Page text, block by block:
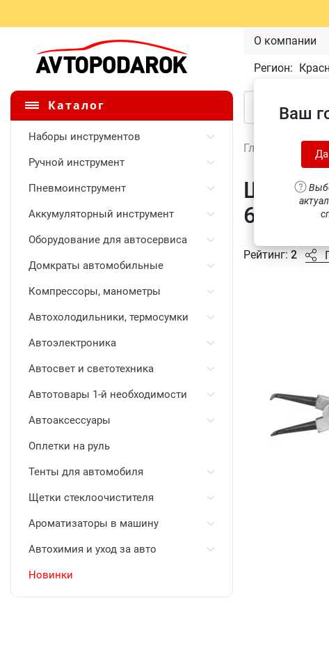
О компании
Регион:
Ваш
Да
Каталог
Наборы инструментов
Ручной инструмент
Пневмоинструмент
Аккумуляторный инструмент
Оборудование для автосервиса
Домкраты автомобильные
Компрессоры, манометры
Автохолодильники, термосумки
Автоэлектроника
Автосвет и светотехника
Автотовары 1-й необходимости
Автоаксессуары
Оплетки на руль
Тенты для автомобиля
Щетки стеклоочистителя
Ароматизаторы в машину
Автохимия и уход за авто
Новинки
Главная
Щипцы
65 мм
Рейтинг:2